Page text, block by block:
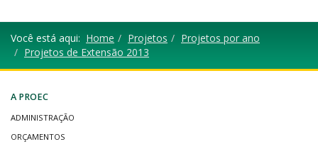
Você está aqui: Home Projetos
Projetos por ano
Projetos de Extensão 2013
A PROEC
ADMINISTRAÇÃO
ORÇAMENTOS